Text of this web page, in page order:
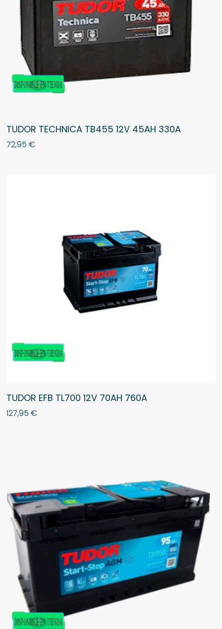
TUDOR TECHNICA TB455 12V 45AH 330A
72,95€
TUDOR EFB TL700 12V 70AH 760A
127,95€